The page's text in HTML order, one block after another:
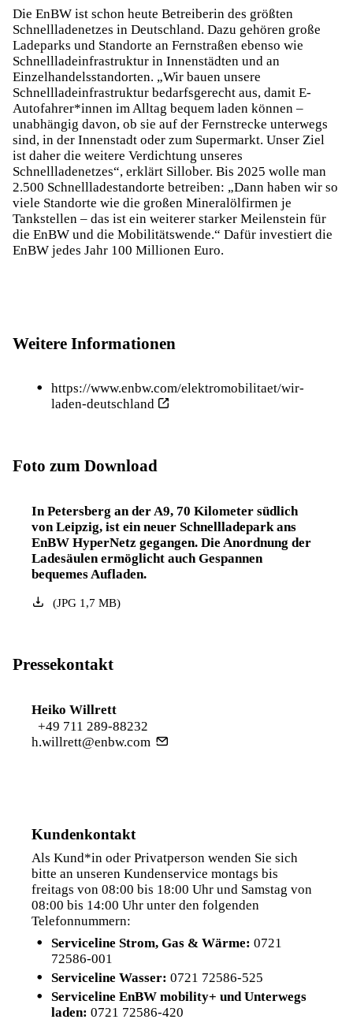
Die EnBW ist schon heute Betreiberin des größten
Schnellladenetzes in Deutschland. Dazu gehören große
Ladeparks und Standorte an Fernstraßen ebenso wie
Schnellladeinfrastruktur in Innenstädten und an
Einzelhandelsstandorten. „Wir bauen unsere
Schnellladeinfrastruktur bedarfsgerecht aus, damit E-
Autofahrer*innen im Alltag bequem laden können –
unabhängig davon, ob sie auf der Fernstrecke unterwegs
sind, in der Innenstadt oder zum Supermarkt. Unser Ziel
ist daher die weitere Verdichtung unseres
Schnellladenetzes“, erklärt Sillober. Bis 2025 wolle man
2.500 Schnellladestandorte betreiben: „Dann haben wir so
viele Standorte wie die großen Mineralölfirmen je
Tankstellen – das ist ein weiterer starker Meilenstein für
die EnBW und die Mobilitätswende.“ Dafür investiert die
EnBW jedes Jahr 100 Millionen Euro.
Weitere Informationen
https://www.enbw.com/elektromobilitaet/wir-
laden-deutschland
Foto zum Download
In Petersberg an der A9, 70 Kilometer südlich
von Leipzig, ist ein neuer Schnellladepark ans
EnBW HyperNetz gegangen. Die Anordnung der
Ladesäulen ermöglicht auch Gespannen
bequemes Aufladen.
(JPG1,7 MB)
Pressekontakt
Heiko Willrett
+49 711 289-88232
h.willrett@enbw.com
Kundenkontakt
Als Kund*in oder Privatperson wenden Sie sich
bitte an unseren Kundenservice montags bis
freitags von 08:00 bis 18:00 Uhr und Samstag von
08:00 bis 14:00 Uhr unter den folgenden
Telefonnummern:
Serviceline Strom, Gas & Wärme: 0721
72586-001
Serviceline Wasser: 0721 72586-525
Serviceline EnBW mobility+ und Unterwegs
laden: 0721 72586-420